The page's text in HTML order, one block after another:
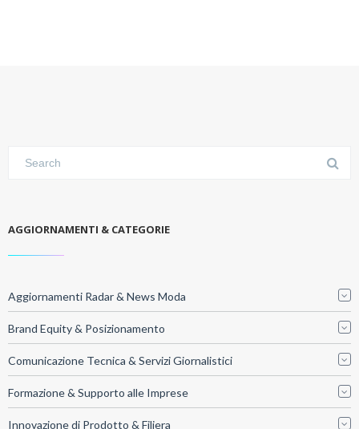
AGGIORNAMENTI & CATEGORIE
Aggiornamenti Radar & News Moda
Brand Equity & Posizionamento
Comunicazione Tecnica & Servizi Giornalistici
Formazione & Supporto alle Imprese
Innovazione di Prodotto & Filiera